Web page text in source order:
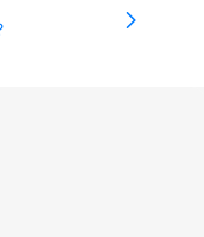
de
e
sempre em